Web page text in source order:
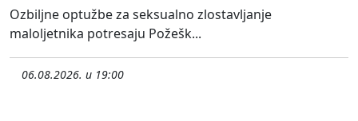
Ozbiljne optužbe za seksualno zlostavljanje
maloljetnika potresaju Požešk...
06.08.2026. u 19:00